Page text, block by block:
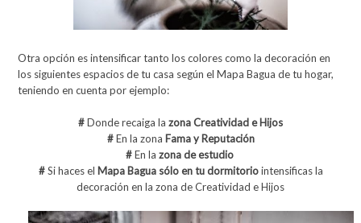
Otra opción es intensificar tanto los colores como la decoración en
los siguientes espacios de tu casa según el Mapa Bagua de tu hogar,
teniendo en cuenta por ejemplo:
#Donde recaiga la zona Creatividad e Hijos
#En la zona Fama y Reputación
#En la zona de estudio
#Si haces el Mapa Bagua sólo en tu dormitoriointensificas la
decoración en la zona de Creatividad e Hijos